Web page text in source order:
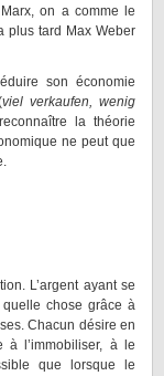
on a comme le
plus tard Max Weber
son économie
viel verkaufen, wenig
la théorie
ne peut que
L’argent ayant se
quelle chose grâce à
Chacun désire en
à l’immobiliser, à le
que lorsque le